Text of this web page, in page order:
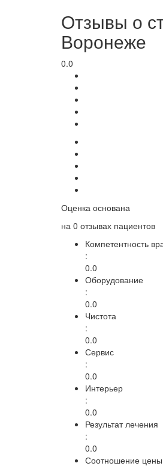
Отзывы о
Воронеже
0.0
Оценка основана
на 0 отзывах пациентов
Компетентность
:
0.0
Оборудование
:
0.0
Чистота
:
0.0
Сервис
:
0.0
Интерьер
:
0.0
Результат лечения
:
0.0
Соотношение цены